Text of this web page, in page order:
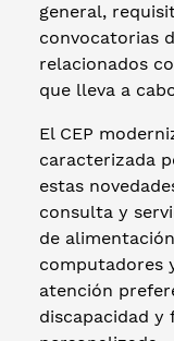
general,
convocatorias
relacionados
que lleva a
El CEP
caracterizada
estas
consulta y
de
computadores
atención
discapacidad y